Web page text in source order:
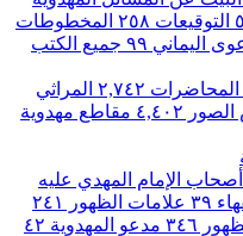
التوقيعات ٢٥٨ المخطوطات
اليماني ٩٩ جميع الكتب
المحاضرات ٢,٧٤٢ المراثي
٤,٤٠٢ مقاطع مهدوية
أصحاب الإمام المهدي عليه
٣٩ علامات الظهور
٢٤١
٣٤٦ مدعو المهدوية ٤٢